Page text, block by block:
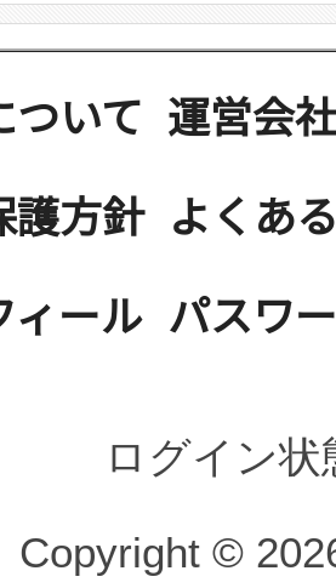
ついて 運営会社
護方針 よくあ
ィール パスワ
ログイン
Copyright ©